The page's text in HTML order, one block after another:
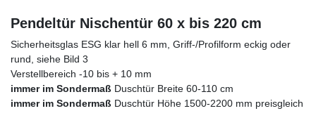
Pendeltür Nischentür 60 x bis 220 cm
Sicherheitsglas ESG klar hell 6 mm, Griff-/Profilform eckig oder
rund, siehe Bild 3
Verstellbereich -10 bis + 10 mm
immer im Sondermaß Duschtür Breite 60-110 cm
immer im Sondermaß Duschtür Höhe 1500-2200 mm preisgleich